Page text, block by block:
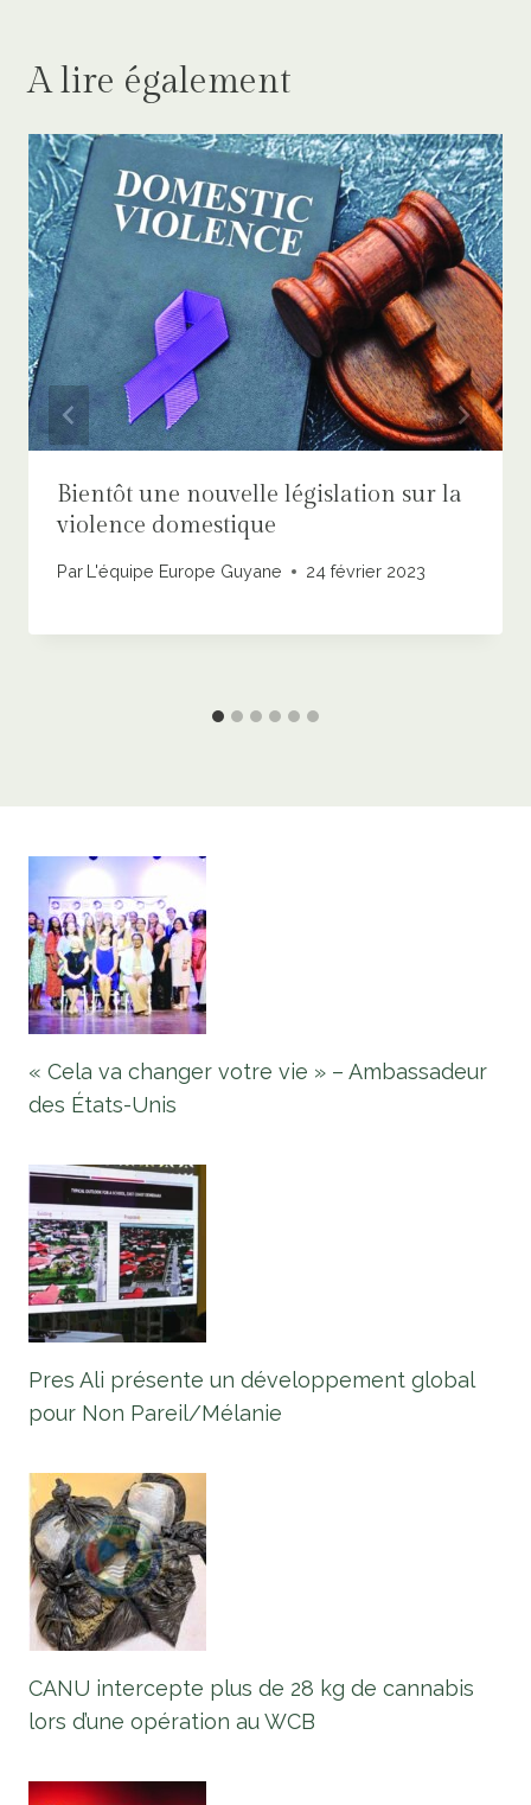
A lire également
Bientôt une nouvelle législation sur la
violence domestique
Par L'équipe Europe Guyane 24 février 2023
« Cela va changer votre vie » – Ambassadeur
des États-Unis
Pres Ali présente un développement global
pour Non Pareil/Mélanie
CANU intercepte plus de 28 kg de cannabis
lors d’une opération au WCB